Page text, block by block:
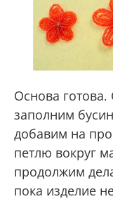
Основа
заполним
добавим на
петлю вокруг
продолжим
пока изделие